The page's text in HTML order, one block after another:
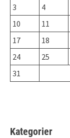
3
4
10
11
17
18
24
25
31
Kategorier